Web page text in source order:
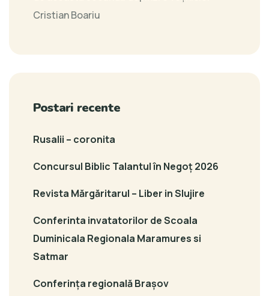
Cristian Boariu
Postari recente
Rusalii – coronita
Concursul Biblic Talantul în Negoț 2026
Revista Mărgăritarul – Liber in Slujire
Conferinta invatatorilor de Scoala
Duminicala Regionala Maramures si
Satmar
Conferința regională Brașov